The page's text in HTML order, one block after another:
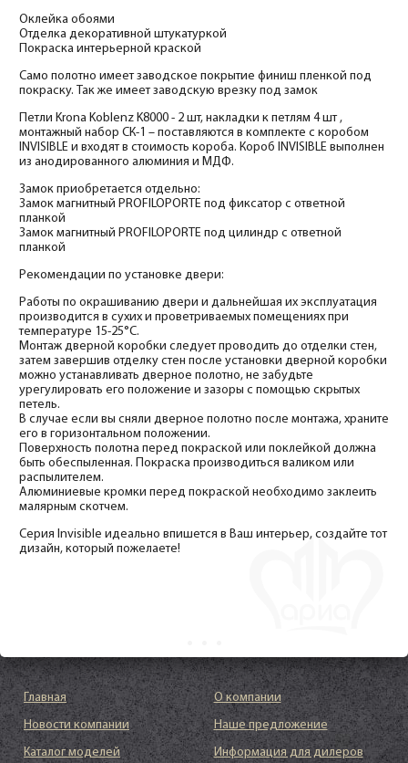
Оклейка обоями
Отделка декоративной штукатуркой
Покраска интерьерной краской
Само полотно имеет заводское покрытие финиш пленкой под
покраску. Так же имеет заводскую врезку под замок
Петли Krona Koblenz K8000 - 2 шт, накладки к петлям 4 шт ,
монтажный набор СК-1 – поставляются в комплекте с коробом
INVISIBLE и входят в стоимость короба. Короб INVISIBLE выполнен
из анодированного алюминия и МДФ.
Замок приобретается отдельно:
Замок магнитный PROFILOPORTE под фиксатор с ответной
планкой
Замок магнитный PROFILOPORTE под цилиндр с ответной
планкой
Рекомендации по установке двери:
Работы по окрашиванию двери и дальнейшая их эксплуатация
производится в сухих и проветриваемых помещениях при
температуре 15-25°С.
Монтаж дверной коробки следует проводить до отделки стен,
затем завершив отделку стен после установки дверной коробки
можно устанавливать дверное полотно, не забудьте
урегулировать его положение и зазоры с помощью скрытых
петель.
В случае если вы сняли дверное полотно после монтажа, храните
его в горизонтальном положении.
Поверхность полотна перед покраской или поклейкой должна
быть обеспыленная. Покраска производиться валиком или
распылителем.
Алюминиевые кромки перед покраской необходимо заклеить
малярным скотчем.
Серия Invisible идеально впишется в Ваш интерьер, создайте тот
дизайн, который пожелаете!
Главная
О компании
Новости компании
Наше предложение
Каталог моделей
Информация для дилеров